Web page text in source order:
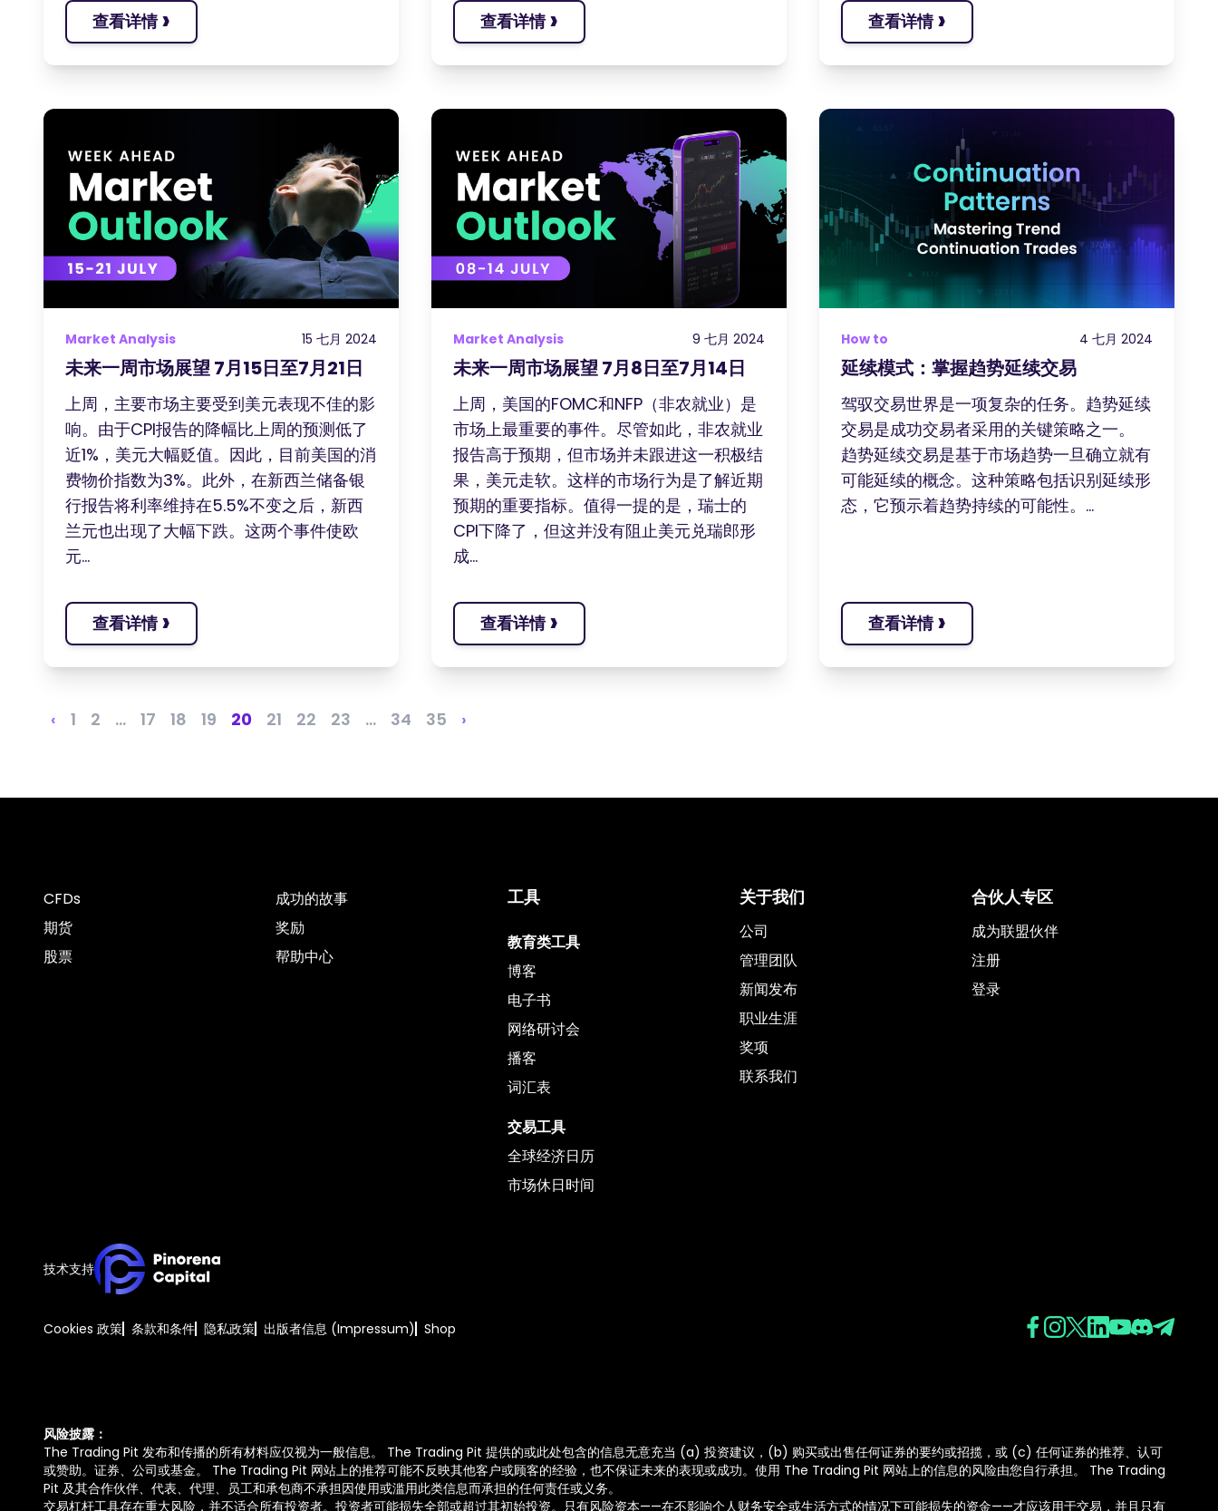
查看详情 › 查看详情 › 查看详情 ›
Market Analysis 15 七月 2024
未来一周市场展望 7月15日至7月21日
上周，主要市场主要受到美元表现不佳的影
响。由于CPI报告的降幅比上周的预测低了
近1%，美元大幅贬值。因此，目前美国的消
费物价指数为3%。此外，在新西兰储备银
行报告将利率维持在5.5%不变之后，新西
兰元也出现了大幅下跌。这两个事件使欧
元...
查看详情 ›
Market Analysis 9 七月 2024
未来一周市场展望 7月8日至7月14日
上周，美国的FOMC和NFP（非农就业）是
市场上最重要的事件。尽管如此，非农就业
报告高于预期，但市场并未跟进这一积极结
果，美元走软。这样的市场行为是了解近期
预期的重要指标。值得一提的是，瑞士的
CPI下降了，但这并没有阻止美元兑瑞郎形
成...
查看详情 ›
How to 4 七月 2024
延续模式：掌握趋势延续交易
驾驭交易世界是一项复杂的任务。趋势延续
交易是成功交易者采用的关键策略之一。
趋势延续交易是基于市场趋势一旦确立就有
可能延续的概念。这种策略包括识别延续形
态，它预示着趋势持续的可能性。...
查看详情 ›
‹ 1 2 ... 17 18 19 20 21 22 23 ... 34 35 ›
CFDs
期货
股票
成功的故事
奖励
帮助中心
工具
教育类工具
博客
电子书
网络研讨会
播客
词汇表
交易工具
全球经济日历
市场休日时间
关于我们
公司
管理团队
新闻发布
职业生涯
奖项
联系我们
合伙人专区
成为联盟伙伴
注册
登录
技术支持
Cookies 政策 条款和条件 隐私政策 出版者信息 (Impressum) Shop
风险披露：
The Trading Pit 发布和传播的所有材料应仅视为一般信息。 The Trading Pit 提供的或此处包含的信息无意充当 (a) 投资建议，(b) 购买或出售任何证券的要约或招揽，或 (c) 任何证券的推荐、认可
或赞助。证券、公司或基金。 The Trading Pit 网站上的推荐可能不反映其他客户或顾客的经验，也不保证未来的表现或成功。使用 The Trading Pit 网站上的信息的风险由您自行承担。 The Trading
Pit 及其合作伙伴、代表、代理、员工和承包商不承担因使用或滥用此类信息而承担的任何责任或义务。
交易杠杆工具存在重大风险，并不适合所有投资者。投资者可能损失全部或超过其初始投资。只有风险资本——在不影响个人财务安全或生活方式的情况下可能损失的资金——才应该用于交易，并且只有